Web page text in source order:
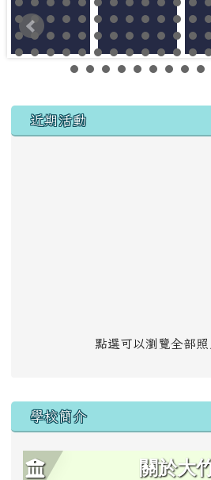
左邊區域內容
近期活動
點選可以瀏覽全部照
學校簡介
關於大